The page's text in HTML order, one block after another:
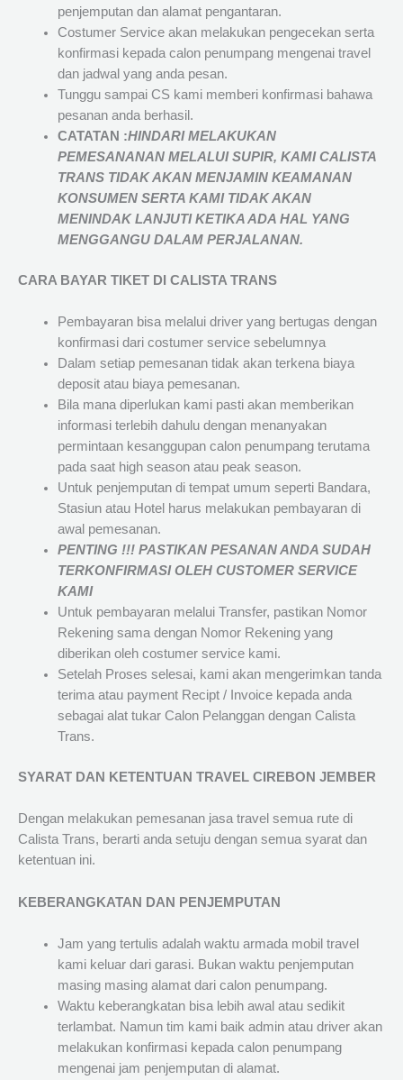
penjemputan dan alamat pengantaran.
Costumer Service akan melakukan pengecekan serta
konfirmasi kepada calon penumpang mengenai travel
dan jadwal yang anda pesan.
Tunggu sampai CS kami memberi konfirmasi bahawa
pesanan anda berhasil.
CATATAN :HINDARI MELAKUKAN
PEMESANANAN MELALUI SUPIR, KAMICALISTA
TRANSTIDAK AKAN MENJAMINKEAMANAN
KONSUMEN SERTA KAMI TIDAK AKAN
MENINDAK LANJUTI KETIKA ADA HAL YANG
MENGGANGU DALAM PERJALANAN.
CARA BAYAR TIKET DI CALISTA TRANS
Pembayaran bisa melalui driver yang bertugas dengan
konfirmasi dari costumer service sebelumnya
Dalam setiap pemesanan tidak akan terkena biaya
deposit atau biaya pemesanan.
Bila mana diperlukan kami pasti akan memberikan
informasi terlebih dahulu dengan menanyakan
permintaan kesanggupan calon penumpang terutama
pada saat high season atau peak season.
Untuk penjemputan di tempat umum seperti Bandara,
Stasiun atau Hotel harus melakukan pembayaran di
awal pemesanan.
PENTING !!! PASTIKAN PESANAN ANDA SUDAH
TERKONFIRMASI OLEH CUSTOMER SERVICE
KAMI
Untuk pembayaran melalui Transfer, pastikan Nomor
Rekening sama dengan Nomor Rekening yang
diberikan oleh costumer service kami.
Setelah Proses selesai, kami akan mengerimkan tanda
terima atau payment Recipt / Invoice kepada anda
sebagai alat tukar Calon Pelanggan dengan Calista
Trans.
SYARAT DAN KETENTUAN TRAVEL CIREBON JEMBER
Dengan melakukan pemesanan jasa travel semua rute di
Calista Trans, berarti anda setuju dengan semua syarat dan
ketentuan ini.
KEBERANGKATAN DAN PENJEMPUTAN
Jam yang tertulis adalah waktu armada mobil travel
kami keluar dari garasi. Bukan waktu penjemputan
masing masing alamat dari calon penumpang.
Waktu keberangkatan bisa lebih awal atau sedikit
terlambat. Namun tim kami baik admin atau driver akan
melakukan konfirmasi kepada calon penumpang
mengenai jam penjemputan di alamat.